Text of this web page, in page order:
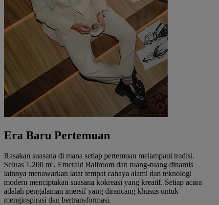
Era Baru Pertemuan
Rasakan suasana di mana setiap pertemuan melampaui tradisi.
Seluas 1.200 m², Emerald Ballroom dan ruang-ruang dinamis
lainnya menawarkan latar tempat cahaya alami dan teknologi
modern menciptakan suasana kokreasi yang kreatif. Setiap acara
adalah pengalaman imersif yang dirancang khusus untuk
menginspirasi dan bertransformasi.